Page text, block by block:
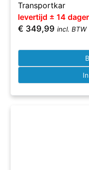
Transportkar
levertijd ± 14
€ 349,99 incl. BTW